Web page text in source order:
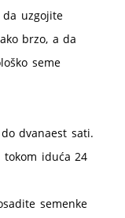
uzgojite
brzo, a da
seme
dvanaest sati.
tokom iduća 24
semenke